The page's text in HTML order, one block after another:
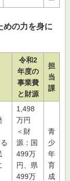
めの力を身に
令和2
年度の
事業費
と財源
担
当
課
1,498
万円
＜財
源：国
499万
円、県
499万
青
少
年
育
成